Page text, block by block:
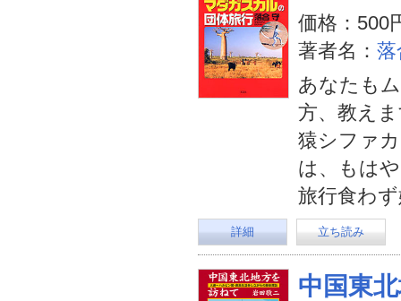
価格：500
著者名： 落
あなたも
方、教え
猿シファ
は、もは
旅行食わ
詳細 立ち読み
中国東